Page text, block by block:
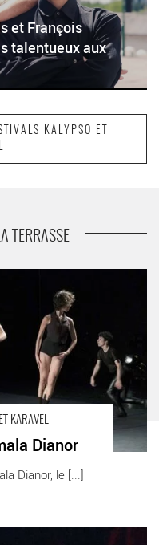
et François
talentueux aux
KALYPSO ET
TERRASSE
KARAVEL
Dianor
Dianor, le [...]
sortie Danse